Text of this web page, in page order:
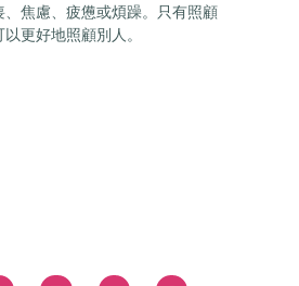
焦慮、疲憊或煩躁。只有照顧
更好地照顧別人。